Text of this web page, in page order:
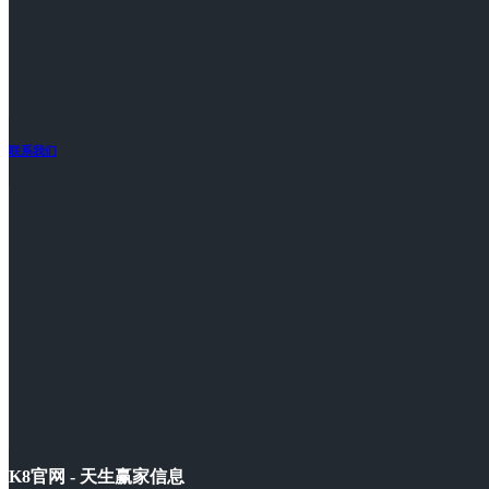
联系我们
K8官网 - 天生赢家信息